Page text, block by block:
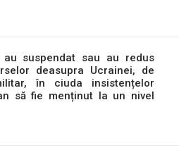
suspendat sau au redus
deasupra Ucrainei, de
în ciuda insistențelor
să fie menținut la un nivel